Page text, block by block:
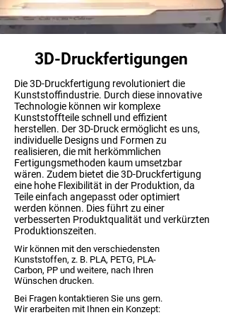
3D-Druckfertigungen
Die 3D-Druckfertigung revolutioniert die
Kunststoffindustrie. Durch diese innovative
Technologie können wir komplexe
Kunststoffteile schnell und effizient
herstellen. Der 3D-Druck ermöglicht es uns,
individuelle Designs und Formen zu
realisieren, die mit herkömmlichen
Fertigungsmethoden kaum umsetzbar
wären. Zudem bietet die 3D-Druckfertigung
eine hohe Flexibilität in der Produktion, da
Teile einfach angepasst oder optimiert
werden können. Dies führt zu einer
verbesserten Produktqualität und verkürzten
Produktionszeiten.
Wir können mit den verschiedensten
Kunststoffen, z. B. PLA, PETG, PLA-
Carbon, PP und weitere, nach Ihren
Wünschen drucken.
Bei Fragen kontaktieren Sie uns gern.
Wir erarbeiten mit Ihnen ein Konzept: